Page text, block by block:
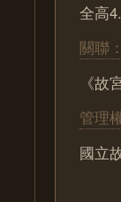
全高
關聯：
《故
管理
國立